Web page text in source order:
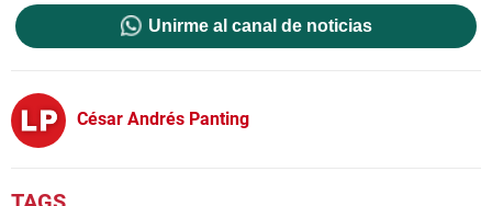
Unirme al canal de noticias
César Andrés Panting